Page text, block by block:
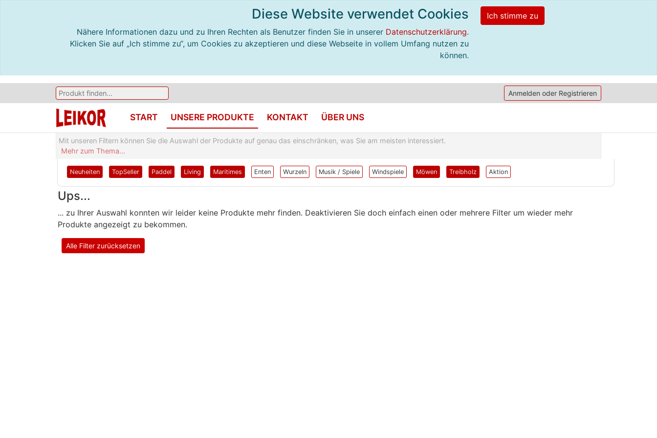
Diese Website verwendet Cookies
Nähere Informationen dazu und zu Ihren Rechten als Benutzer finden Sie in unserer Datenschutzerklärung.
Klicken Sie auf „Ich stimme zu“, um Cookies zu akzeptieren und diese Webseite in vollem Umfang nutzen zu
können.
Ich stimme zu
Anmelden oder Registrieren
START UNSERE PRODUKTE KONTAKT ÜBER UNS
Mit unseren Filtern können Sie die Auswahl der Produkte auf genau das einschränken, was Sie am meisten interessiert.
Mehr zum Thema...
Neuheiten TopSeller Paddel Living Maritimes Enten Wurzeln Musik / Spiele Windspiele Möwen Treibholz Aktion
Ups...
... zu Ihrer Auswahl konnten wir leider keine Produkte mehr finden. Deaktivieren Sie doch einfach einen oder mehrere Filter um wieder mehr
Produkte angezeigt zu bekommen.
Alle Filter zurücksetzen